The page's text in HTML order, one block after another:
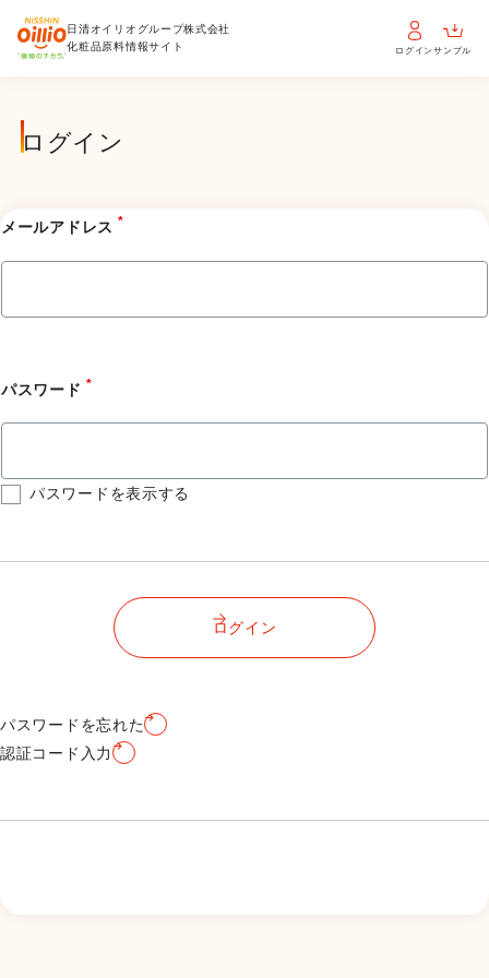
日清オイリオグループ株式会社
化粧品原料情報サイト
ログインサンプル
ログイン
メールアドレス *
パスワード *
パスワードを表示する
ログイン
パスワードを忘れた
認証コード入力